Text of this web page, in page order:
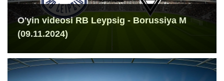
O'yin videosi RB Leypsig - Borussiya M
(09.11.2024)